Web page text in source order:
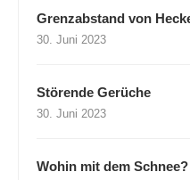
Grenzabstand von
30. Juni 2023
Störende Gerüche
30. Juni 2023
Wohin mit dem Schnee?